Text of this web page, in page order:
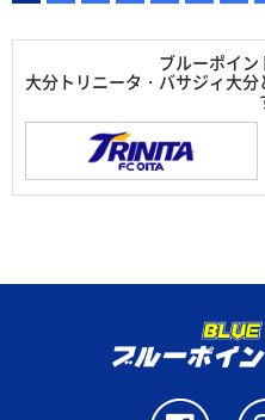
ブルーポイ
大分トリニータ・バサジィ大